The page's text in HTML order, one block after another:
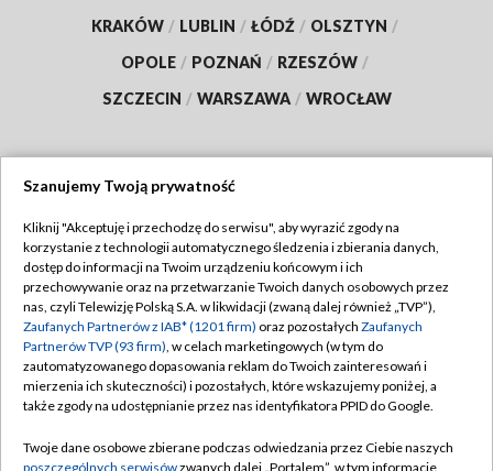
KRAKÓW / LUBLIN / ŁÓDŹ / OLSZTYN /
OPOLE / POZNAŃ / RZESZÓW /
SZCZECIN / WARSZAWA / WROCŁAW
TVP
Abonament TVP
Emisja w TVP
Centrum informacji TVP
Naziemna Telewizja Cyfrowa
Rada Programowa
Regulamin TVP
Polityka prywatności
Moje zgody
Pomoc
Szanujemy Twoją prywatność
Kliknij "Akceptuję i przechodzę do serwisu", aby wyrazić zgody na
korzystanie z technologii automatycznego śledzenia i zbierania danych,
dostęp do informacji na Twoim urządzeniu końcowym i ich
przechowywanie oraz na przetwarzanie Twoich danych osobowych przez
nas, czyli Telewizję Polską S.A. w likwidacji (zwaną dalej również „TVP”),
Zaufanych Partnerów z IAB* (1201 firm) oraz pozostałych Zaufanych
Partnerów TVP (93 firm), w celach marketingowych (w tym do
zautomatyzowanego dopasowania reklam do Twoich zainteresowań i
mierzenia ich skuteczności) i pozostałych, które wskazujemy poniżej, a
także zgody na udostępnianie przez nas identyfikatora PPID do Google.
Twoje dane osobowe zbierane podczas odwiedzania przez Ciebie naszych
poszczególnych serwisówzwanych dalej „Portalem”, w tym informacje